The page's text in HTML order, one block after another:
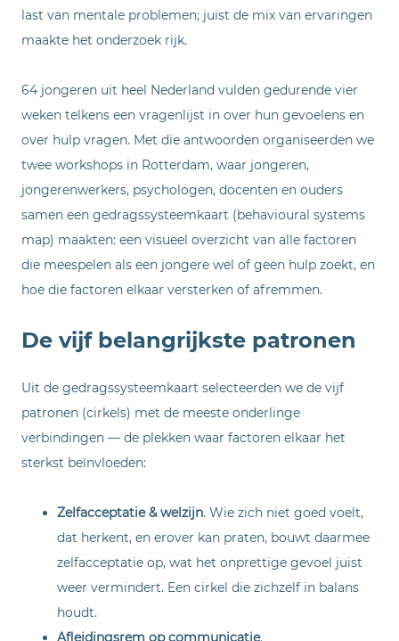
last van mentale problemen; juist de mix van ervaringen
maakte het onderzoek rijk.
64 jongeren uit heel Nederland vulden gedurende vier
weken telkens een vragenlijst in over hun gevoelens en
over hulp vragen. Met die antwoorden organiseerden we
twee workshops in Rotterdam, waar jongeren,
jongerenwerkers, psychologen, docenten en ouders
samen een gedragssysteemkaart (behavioural systems
map) maakten: een visueel overzicht van alle factoren
die meespelen als een jongere wel of geen hulp zoekt, en
hoe die factoren elkaar versterken of afremmen.
De vijf belangrijkste patronen
Uit de gedragssysteemkaart selecteerden we de vijf
patronen (cirkels) met de meeste onderlinge
verbindingen — de plekken waar factoren elkaar het
sterkst beïnvloeden:
Zelfacceptatie & welzijn. Wie zich niet goed voelt,
dat herkent, en erover kan praten, bouwt daarmee
zelfacceptatie op, wat het onprettige gevoel juist
weer vermindert. Een cirkel die zichzelf in balans
houdt.
Afleidingsrem op communicatie.